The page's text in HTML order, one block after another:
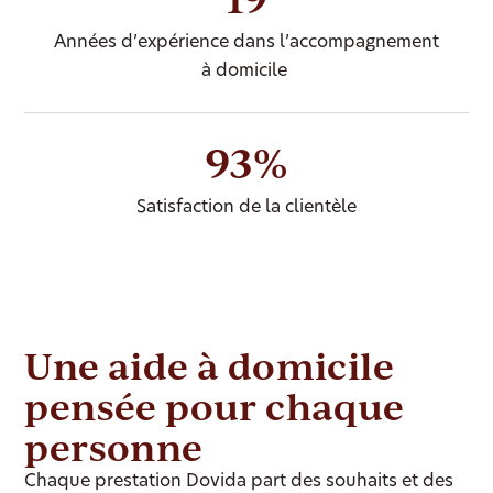
Années d’expérience dans l’accompagnement
à domicile
93%
Satisfaction de la clientèle
Une aide à domicile
pensée pour chaque
personne
Chaque prestation Dovida part des souhaits et des